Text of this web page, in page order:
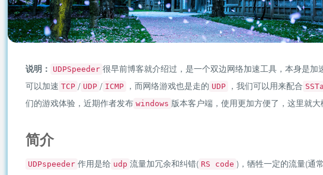
说明： UDPSpeeder 很早前博客就介绍过，是一个双边网络加速工具，本身是加
可以加速 TCP / UDP / ICMP ，而网络游戏也是走的 UDP ，我们可以用来配合
们的游戏体验，近期作者发布 windows 版本客户端，使用更加方便了，这里就大
简介
UDPspeeder 作用是给 udp 流量加冗余和纠错( RS code )，牺牲一定的流量(通